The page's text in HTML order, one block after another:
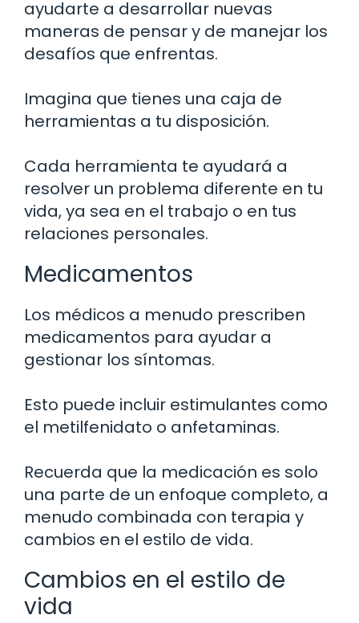
ayudarte a desarrollar nuevas
maneras de pensar y de manejar los
desafíos que enfrentas.
Imagina que tienes una caja de
herramientas a tu disposición.
Cada herramienta te ayudará a
resolver un problema diferente en tu
vida, ya sea en el trabajo o en tus
relaciones personales.
Medicamentos
Los médicos a menudo prescriben
medicamentos para ayudar a
gestionar los síntomas.
Esto puede incluir estimulantes como
el metilfenidato o anfetaminas.
Recuerda que la medicación es solo
una parte de un enfoque completo, a
menudo combinada con terapia y
cambios en el estilo de vida.
Cambios en el estilo de
vida